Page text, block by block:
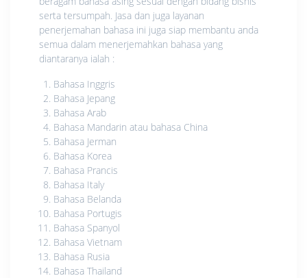
serta tersumpah. Jasa dan juga layanan
penerjemahan bahasa ini juga siap membantu anda
semua dalam menerjemahkan bahasa yang
diantaranya ialah :
Bahasa Inggris
Bahasa Jepang
Bahasa Arab
Bahasa Mandarin atau bahasa China
Bahasa Jerman
Bahasa Korea
Bahasa Prancis
Bahasa Italy
Bahasa Belanda
Bahasa Portugis
Bahasa Spanyol
Bahasa Vietnam
Bahasa Rusia
Bahasa Thailand